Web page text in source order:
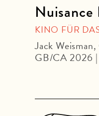
Nuisance
KINO FÜR
Jack
GB/CA 2026